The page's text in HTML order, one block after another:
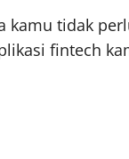
tidak
fintech